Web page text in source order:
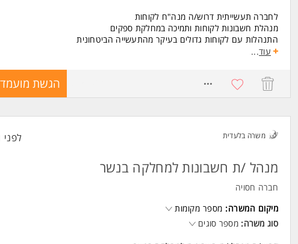
לעוד משרות ומידע על א.א.י. שטרן אחזקות והשקעות בע"מ >
לחברה תעשייתית דרוש/ה מנה"ח לקוחות
מנהלת חשבונות לקוחות ותמיכה במחלקת ספקים
התנהלות עם לקוחות גדולים בעיקר מהתעשייה הביטחונית
הפקת חיובים ללקוחות
תעודת הנה"ח סוג 1-2- חובה
ניסיון בחברה תעשייתית- יתרון משמעותי
כאחד.
לעוד משרות ומידע על אירון מאזנים >
עוד...
הגשת
משרה בלעדית לפני 1 שעות
מנהל /ת חשבונות למחלקה בנשר
חברה חסויה
מיקום המשרה: מספר מקומות
סוג משרה: מספר סוגים